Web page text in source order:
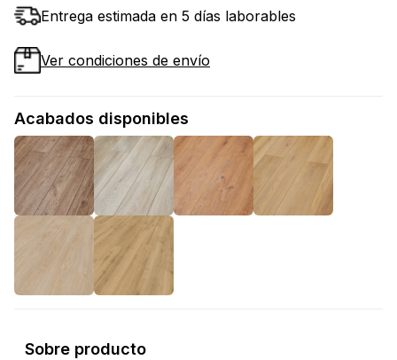
Entrega estimada en 5 días laborables
Ver condiciones de envío
Acabados disponibles
Sobre producto